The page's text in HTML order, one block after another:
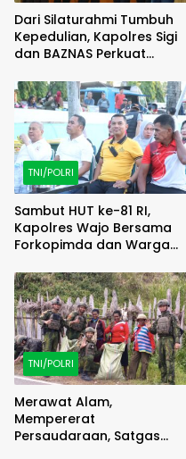
Dari Silaturahmi Tumbuh
Kepedulian, Kapolres Sigi
dan BAZNAS Perkuat
TNI/POLRI
Sambut HUT ke-81 RI,
Kapolres Wajo Bersama
Forkopimda dan Warga
Karung
TNI/POLRI
Merawat Alam,
Mempererat
Persaudaraan, Satgas